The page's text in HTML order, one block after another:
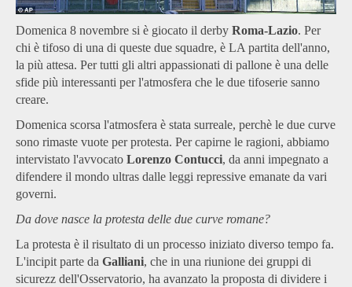
Domenica 8 novembre si è giocato il derby Roma-Lazio. Per
chi è tifoso di una di queste due squadre, è LA partita dell'anno,
la più attesa. Per tutti gli altri appassionati di pallone è una delle
sfide più interessanti per l'atmosfera che le due tifoserie sanno
creare.
Domenica scorsa l'atmosfera è stata surreale, perchè le due curve
sono rimaste vuote per protesta. Per capirne le ragioni, abbiamo
intervistato l'avvocato Lorenzo Contucci, da anni impegnato a
difendere il mondo ultras dalle leggi repressive emanate da vari
governi.
Da dove nasce la protesta delle due curve romane?
La protesta è il risultato di un processo iniziato diverso tempo fa.
L'incipit parte da Galliani, che in una riunione dei gruppi di
sicurezz dell'Osservatorio, ha avanzato la proposta di dividere i